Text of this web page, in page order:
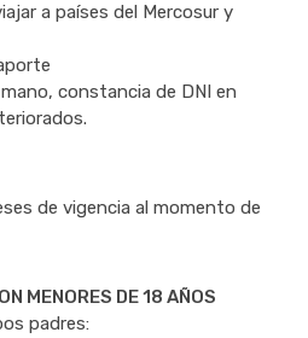
a países del Mercosur y
constancia de DNI en
de vigencia al momento de
MENORES DE 18 AÑOS
padres: